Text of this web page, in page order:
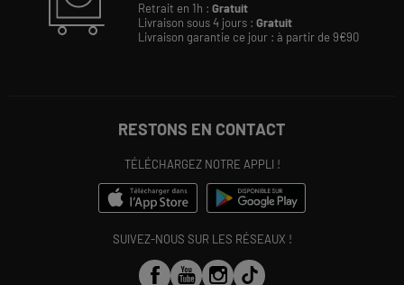
Retrait en 1h : Gratuit
Livraison sous 4 jours : Gratuit
Livraison garantie ce jour : à partir de 9€90
RESTONS EN CONTACT
TÉLÉCHARGEZ NOTRE APPLI !
SUIVEZ-NOUS SUR LES RÉSEAUX !